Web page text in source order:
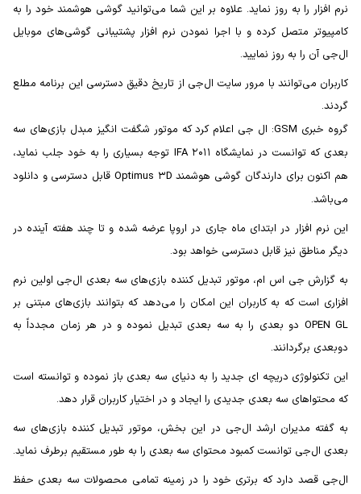
نرم افزار را به روز نماید. علاوه بر این شما می‌توانید گوشی هوشمند خود را به
کامپیوتر متصل کرده و با اجرا نمودن نرم افزار پشتیبانی گوشی‌های موبایل
ال‌جی آن را به روز نمایید.
کاربران می‌توانند با مرور سایت ال‌جی از تاریخ دقیق دسترسی این برنامه مطلع
گردند.
گروه خبری GSM: ال جی اعلام کرد که موتور شگفت انگیز مبدل بازی‌های سه
بعدی که توانست در نمایشگاه IFA ۲۰۱۱ توجه بسیاری را به خود جلب نماید،
هم اکنون برای دارندگان گوشی هوشمند Optimus ۳D قابل دسترسی و دانلود
می‌باشد.
این نرم افزار در ابتدای ماه جاری در اروپا عرضه شده و تا چند هفته آینده در
دیگر مناطق نیز قابل دسترسی خواهد بود.
به گزارش جی اس ام، موتور تبدیل کننده بازی‌های سه بعدی ال‌جی اولین نرم
افزاری است که به کاربران این امکان را می‌دهد که بتوانند بازی‌های مبتنی بر
OPEN GL دو بعدی را به سه بعدی تبدیل نموده و در هر زمان مجدداً به
دوبعدی برگردانند.
این تکنولوژی دریچه ای جدید را به دنیای سه بعدی باز نموده و توانسته است
که محتواهای سه بعدی جدیدی را ایجاد و در اختیار کاربران قرار دهد.
به گفته مدیران ارشد ال‌جی در این بخش، موتور تبدیل کننده بازی‌های سه
بعدی ال‌جی توانست کمبود محتوای سه بعدی را به طور مستقیم برطرف نماید.
ال‌جی قصد دارد که برتری خود را در زمینه تمامی محصولات سه بعدی حفظ